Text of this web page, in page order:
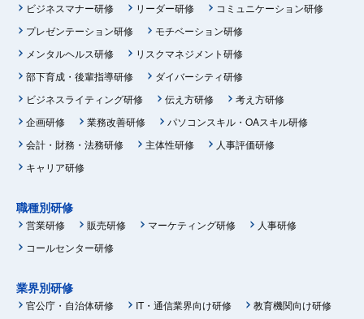
ビジネスマナー研修
リーダー研修
コミュニケーション研修
プレゼンテーション研修
モチベーション研修
メンタルヘルス研修
リスクマネジメント研修
部下育成・後輩指導研修
ダイバーシティ研修
ビジネスライティング研修
伝え方研修
考え方研修
企画研修
業務改善研修
パソコンスキル・OAスキル研修
会計・財務・法務研修
主体性研修
人事評価研修
キャリア研修
職種別研修
営業研修 販売研修 マーケティング研修
人事研修
コールセンター研修
業界別研修
官公庁・自治体研修 IT・通信業界向け研修
教育機関向け研修